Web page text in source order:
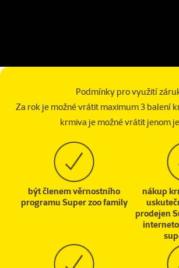
Podmínky pro využití
Za rok je možné vrátit maximum 3 balení
krmiva je možné vrátit jenom
být členem věrnostního
programu Super zoo family
nákup
prodejen